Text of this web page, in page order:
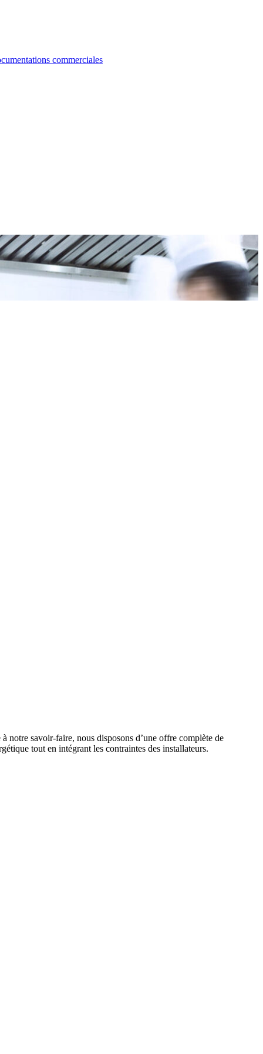
commerciales
notre savoir-faire, nous disposons d’une offre complète de
tout en intégrant les contraintes des installateurs.